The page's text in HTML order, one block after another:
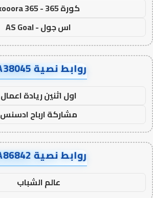
كورة 365 - kooora 365
اس جول - AS Goal
روابط نصية AA38045
اول اثنين ريادة اعمال
مشاركة ارباح ادسنس
روابط نصية AA86842
عالم الشباب